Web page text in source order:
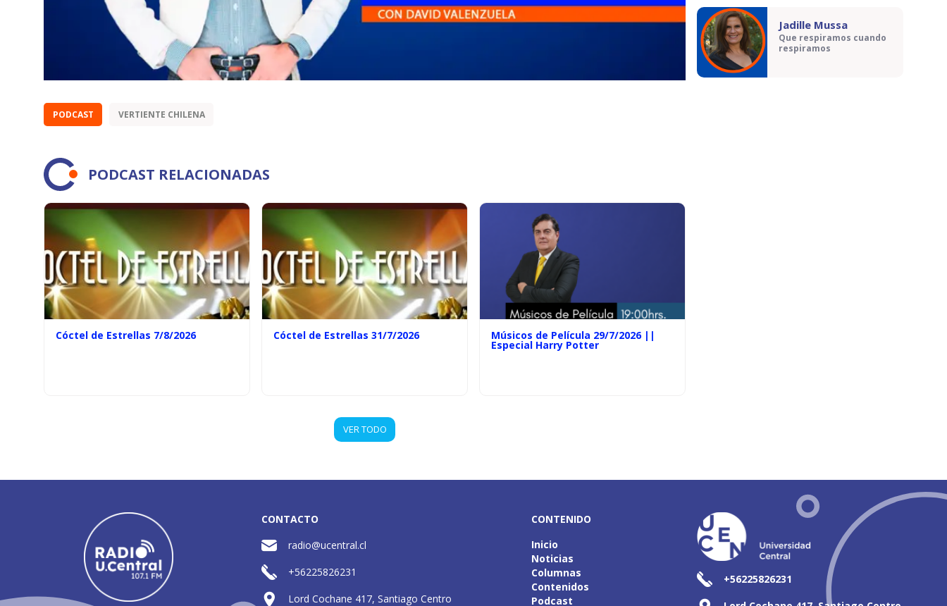
PODCAST VERTIENTE CHILENA
PODCAST RELACIONADAS
Cóctel de Estrellas 7/8/2026 Cóctel de Estrellas 31/7/2026 Músicos de Película 29/7/2026 ||
Especial Harry Potter
VER TODO
Jadille Mussa
Que respiramos cuando
respiramos
CONTACTO
radio@ucentral.cl
+56225826231
Lord Cochane 417, Santiago Centro
CONTENIDO
Inicio
Noticias
Columnas
Contenidos
Podcast
+56225826231